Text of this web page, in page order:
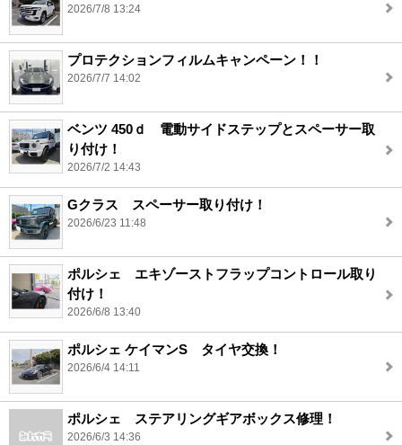
2026/7/8 13:24
プロテクションフィルムキャンペーン！！
2026/7/7 14:02
ベンツ 450ｄ 電動サイドステップとスペーサー取
り付け！
2026/7/2 14:43
Gクラス スペーサー取り付け！
2026/6/23 11:48
ポルシェ エキゾーストフラップコントロール取り
付け！
2026/6/8 13:40
ポルシェ ケイマンS タイヤ交換！
2026/6/4 14:11
ポルシェ ステアリングギアボックス修理！
2026/6/3 14:36